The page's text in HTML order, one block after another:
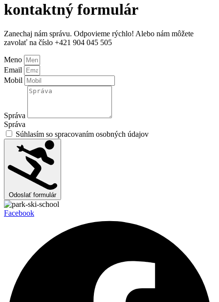
kontaktný formulár
Zanechaj nám správu. Odpovieme rýchlo! Alebo nám môžete
zavolať na číslo +421 904 045 505
Meno
Email
Mobil
Správa
Správa
Súhlasím so spracovaním osobných údajov
Odoslať formulár
Facebook